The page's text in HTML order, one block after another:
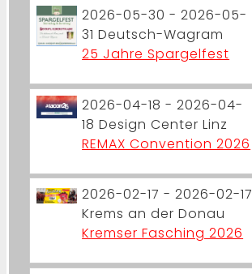
2026-05-30 - 2026-05-
31 Deutsch-Wagram
25 Jahre Spargelfest
2026-04-18 - 2026-04-
18 Design Center Linz
REMAX Convention 2026
2026-02-17 - 2026-02-17
Krems an der Donau
Kremser Fasching 2026